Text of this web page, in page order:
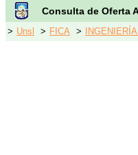
Consulta de Oferta
> Unsl > FICA >